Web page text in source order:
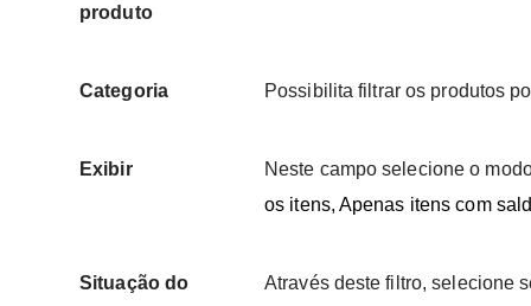
produto
Categoria Possibilita filtrar os produtos
Exibir
Neste campo selecione o
os itens, Apenas itens com
Situação do
Através deste filtro, selecione